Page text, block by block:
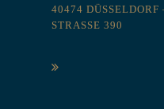
40474 DÜSSELDORF
STRASSE 390